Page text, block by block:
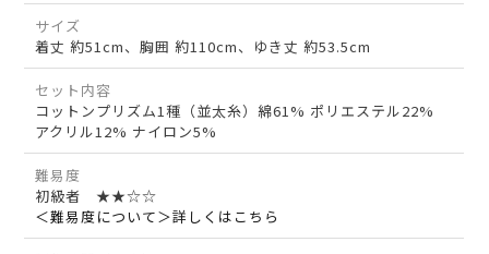
サイズ
着丈 約51cm、胸囲 約110cm、ゆき丈 約53.5cm
セット内容
コットンプリズム1種（並太糸）綿61% ポリエステル22%
アクリル12% ナイロン5%
難易度
初級者 ★★☆☆
＜難易度について＞詳しくはこちら